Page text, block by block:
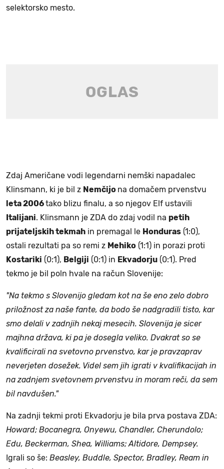
selektorsko mesto.
Zdaj Američane vodi legendarni nemški napadalec
Klinsmann, ki je bil z Nemčijo na domačem prvenstvu
leta 2006tako blizu finalu, a so njegov Elf ustavili
Italijani. Klinsmann je ZDA do zdaj vodil na petih
prijateljskih tekmah in premagal le Honduras (1:0),
ostali rezultati pa so remi z Mehiko (1:1) in porazi proti
Kostariki (0:1), Belgiji (0:1) in Ekvadorju (0:1). Pred
tekmo je bil poln hvale na račun Slovenije:
"Na tekmo s Slovenijo gledam kot na še eno zelo dobro
priložnost za naše fante, da bodo še nadgradili tisto, kar
smo delali v zadnjih nekaj mesecih. Slovenija je sicer
majhna država, ki pa je dosegla veliko. Dvakrat so se
kvalificirali na svetovno prvenstvo, kar je pravzaprav
neverjeten dosežek. Videl sem jih igrati v kvalifikacijah in
na zadnjem svetovnem prvenstvu in moram reči, da sem
bil navdušen."
Na zadnji tekmi proti Ekvadorju je bila prva postava ZDA:
Howard; Bocanegra, Onyewu, Chandler, Cherundolo;
Edu, Beckerman, Shea, Williams; Altidore, Dempsey.
Igrali so še: Beasley, Buddle, Spector, Bradley, Ream in